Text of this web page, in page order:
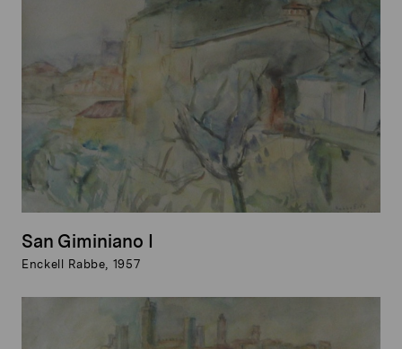
San Giminiano I
Enckell Rabbe, 1957